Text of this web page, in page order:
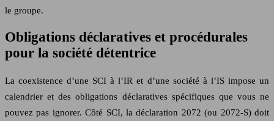
le groupe.
Obligations déclaratives et procédurales
pour la société détentrice
La coexistence d’une SCI à l’IR et d’une société à l’IS impose un
calendrier et des obligations déclaratives spécifiques que vous ne
pouvez pas ignorer. Côté SCI, la déclaration 2072 (ou 2072-S) doit